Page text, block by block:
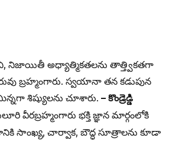
నిజాయితీ అధ్యాత్మికతలను తాత్త్వికతగా
బ్రహ్మంగారు. స్వయానా తన కడుపున
శిష్యులను చూశారు. – కొండ్రెడ్డి
వీరబ్రహ్మంగారు భక్తి జ్ఞాన మార్గంలోకి
సాంఖ్య, చార్వాక, బౌద్ధ సూత్రాలను కూడా